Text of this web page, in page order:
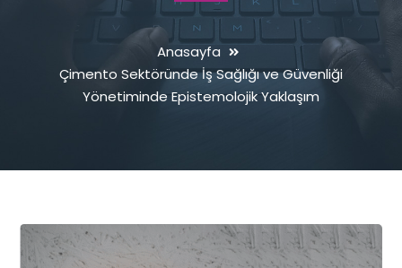
Anasayfa
Çimento Sektöründe İş Sağlığı ve Güvenliği
Yönetiminde Epistemolojik Yaklaşım